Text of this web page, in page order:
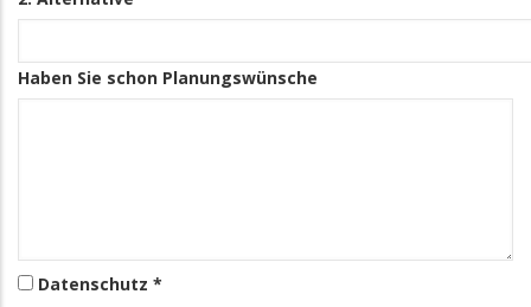
Haben Sie schon Planungswünsche
Datenschutz *